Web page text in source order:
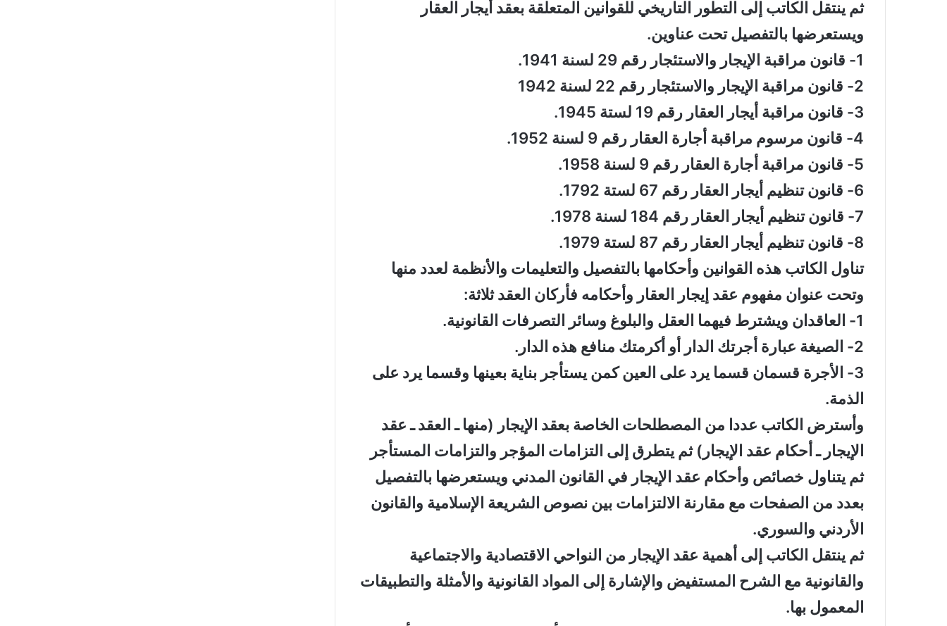
ثم ينتقل الكاتب إلى التطور التاريخي للقوانين المتعلقة بعقد أيجار العقار
ويستعرضها بالتفصيل تحت عناوين.
1- قانون مراقبة الإيجار والاستئجار رقم 29 لسنة 1941.
2- قانون مراقبة الإيجار والاستئجار رقم 22 لسنة 1942
3- قانون مراقبة أيجار العقار رقم 19 لستة 1945.
4- قانون مرسوم مراقبة أجارة العقار رقم 9 لسنة 1952.
5- قانون مراقبة أجارة العقار رقم 9 لسنة 1958.
6- قانون تنظيم أيجار العقار رقم 67 لستة 1792.
7- قانون تنظيم أيجار العقار رقم 184 لسنة 1978.
8- قانون تنظيم أيجار العقار رقم 87 لستة 1979.
تناول الكاتب هذه القوانين وأحكامها بالتفصيل والتعليمات والأنظمة لعدد منها
وتحت عنوان مفهوم عقد إيجار العقار وأحكامه فأركان العقد ثلاثة:
1- العاقدان ويشترط فيهما العقل والبلوغ وسائر التصرفات القانونية.
2- الصيغة عبارة أجرتك الدار أو أكرمتك منافع هذه الدار.
3- الأجرة قسمان قسما يرد على العين كمن يستأجر بناية بعينها وقسما يرد على
الذمة.
وأسترض الكاتب عددا من المصطلحات الخاصة بعقد الإيجار (منها ـ العقد ـ عقد
الإيجار ـ أحكام عقد الإيجار) ثم يتطرق إلى التزامات المؤجر والتزامات المستأجر
ثم يتناول خصائص وأحكام عقد الإيجار في القانون المدني ويستعرضها بالتفصيل
بعدد من الصفحات مع مقارنة الالتزامات بين نصوص الشريعة الإسلامية والقانون
الأردني والسوري.
ثم ينتقل الكاتب إلى أهمية عقد الإيجار من النواحي الاقتصادية والاجتماعية
والقانونية مع الشرح المستفيض والإشارة إلى المواد القانونية والأمثلة والتطبيقات
المعمول بها.